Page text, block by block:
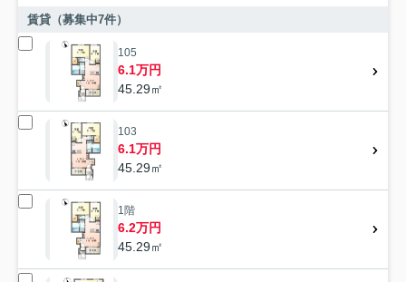
賃貸（募集中7件）
105
6.1万円
45.29㎡
103
6.1万円
45.29㎡
1階
6.2万円
45.29㎡